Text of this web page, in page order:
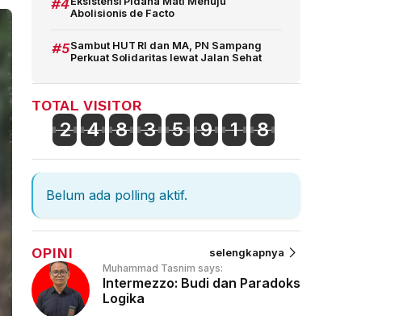
#4
Abolisionis de Facto
#5Sambut HUT RI dan MA, PN Sampang
Perkuat Solidaritas lewat Jalan Sehat
TOTAL VISITOR
2 4 8 3 5 9 1 8
Belum ada polling aktif.
OPINI selengkapnya
Muhammad Tasnim says:
Intermezzo: Budi dan Paradoks
Logika